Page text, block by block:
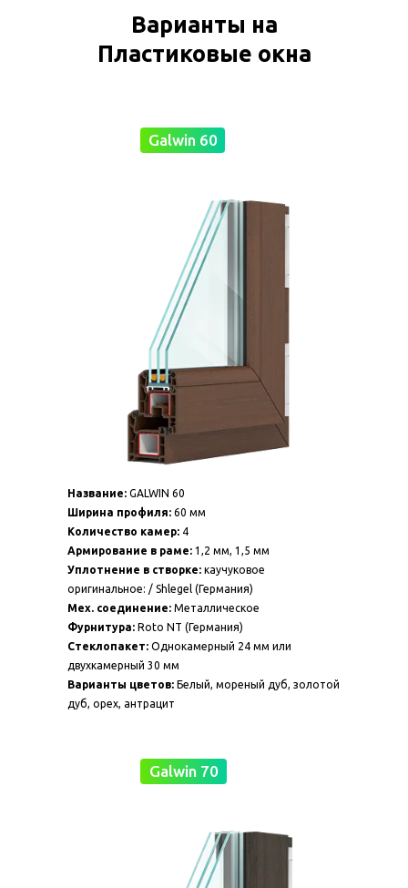
Варианты на
Пластиковые окна
Galwin 60
Galwin 70
Название: GALWIN 60
Ширина профиля: 60 мм
Количество камер: 4
Армирование в раме: 1,2 мм, 1,5 мм
Уплотнение в створке: каучуковое
оригинальное: / Shlegel (Германия)
Мех. соединение: Металлическое
Фурнитура: Roto NT (Германия)
Стеклопакет: Однокамерный 24 мм или
двухкамерный 30 мм
Варианты цветов: Белый, мореный дуб, золотой
дуб, орех, антрацит